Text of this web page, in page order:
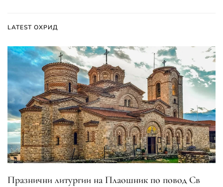
LATEST ОХРИД
Празнични литургии на Плаошник по повод Св